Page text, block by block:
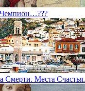
Смерти. Места Счастья.